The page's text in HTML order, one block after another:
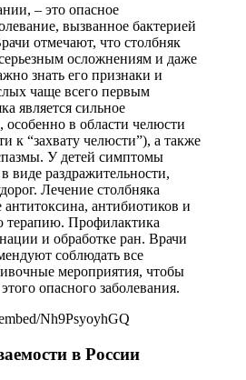
– это опасное
вызванное бактерией
отмечают, что столбняк
осложнениям и даже
знать его признаки и
чаще всего первым
является сильное
в области челюсти
к “захвату челюсти”), а также
У детей симптомы
виде раздражительности,
Лечение столбняка
антитоксина, антибиотиков и
терапию. Профилактика
и обработке ран. Врачи
соблюдать все
мероприятия, чтобы
опасного заболевания.
Nh9PsyoyhGQ
в России